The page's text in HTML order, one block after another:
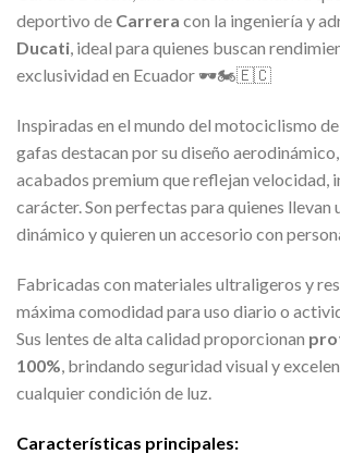
deportivo de Carrera con la ingeniería y
Ducati, ideal para quienes buscan
exclusividad en Ecuador 🕶️🏍️🇪🇨
Inspiradas en el mundo del motociclismo
gafas destacan por su diseño
acabados premium que reflejan velocidad,
carácter. Son perfectas para quienes llevan
dinámico y quieren un accesorio con
Fabricadas con materiales ultraligeros y
máxima comodidad para uso diario o
Sus lentes de alta calidad proporcionan
100% , brindando seguridad visual y
cualquier condición de luz.
Características principales: